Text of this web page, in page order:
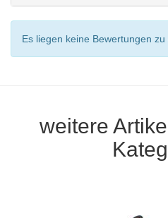
Es liegen keine Bewertungen zu
weitere